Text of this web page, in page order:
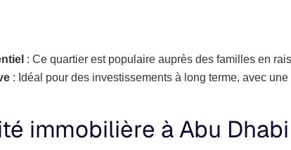
: Ce quartier est populaire auprès des familles en
: Idéal pour des investissements à long terme, avec
immobilière à Abu Dhabi